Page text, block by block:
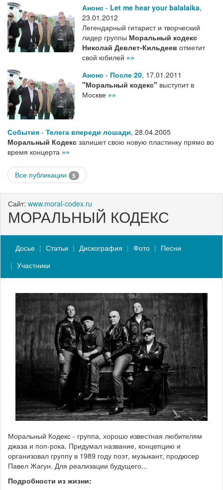
Анонс - Let me hear your balalaika,
23.01.2012
Легендарный гитарист и творческий
лидер группы Моральный кодекс
Николай Девлет-Кильдеев отметит
свой юбилей »»
Анонс - После 20, 17.01.2011
"Моральный кодекс" выступит в
Москве »»
События - Телега впереди лошади, 28.04.2005
Моральный Кодекс запишет свою новую пластинку прямо во
время концерта »»
Все публикации 5
Сайт: www.moral-codex.ru
МОРАЛЬНЫЙ КОДЕКС
Досье Статьи Дискография Фото
Песни
Участники
Моральный Кодекс - группа, хорошо известная любителям
джаза и поп-рока. Придумал название, концепцию и
организовал группу в 1989 году поэт, музыкант, продюсер
Павел Жагун. Для реализации будущего...
Подробности из жизни: